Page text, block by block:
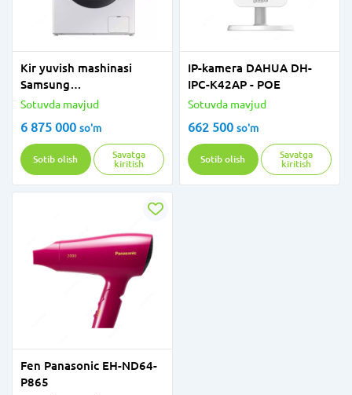
Kir yuvish mashinasi
Samsung
WW70AG4S21VELD 7 kg
Sotuvda mavjud
6 875 000 so'm
Sotib olish
Savatga
kiritish
IP-kamera DAHUA DH-
IPC-K42АP - POE
Sotuvda mavjud
662 500 so'm
Sotib olish
Savatga
kiritish
Fen Panasonic EH-ND64-
P865